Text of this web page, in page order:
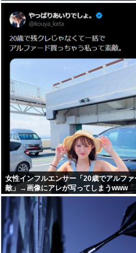
女性インフルエンサー「20歳でアルフ
敵」→画像にアレが写ってしまうwww